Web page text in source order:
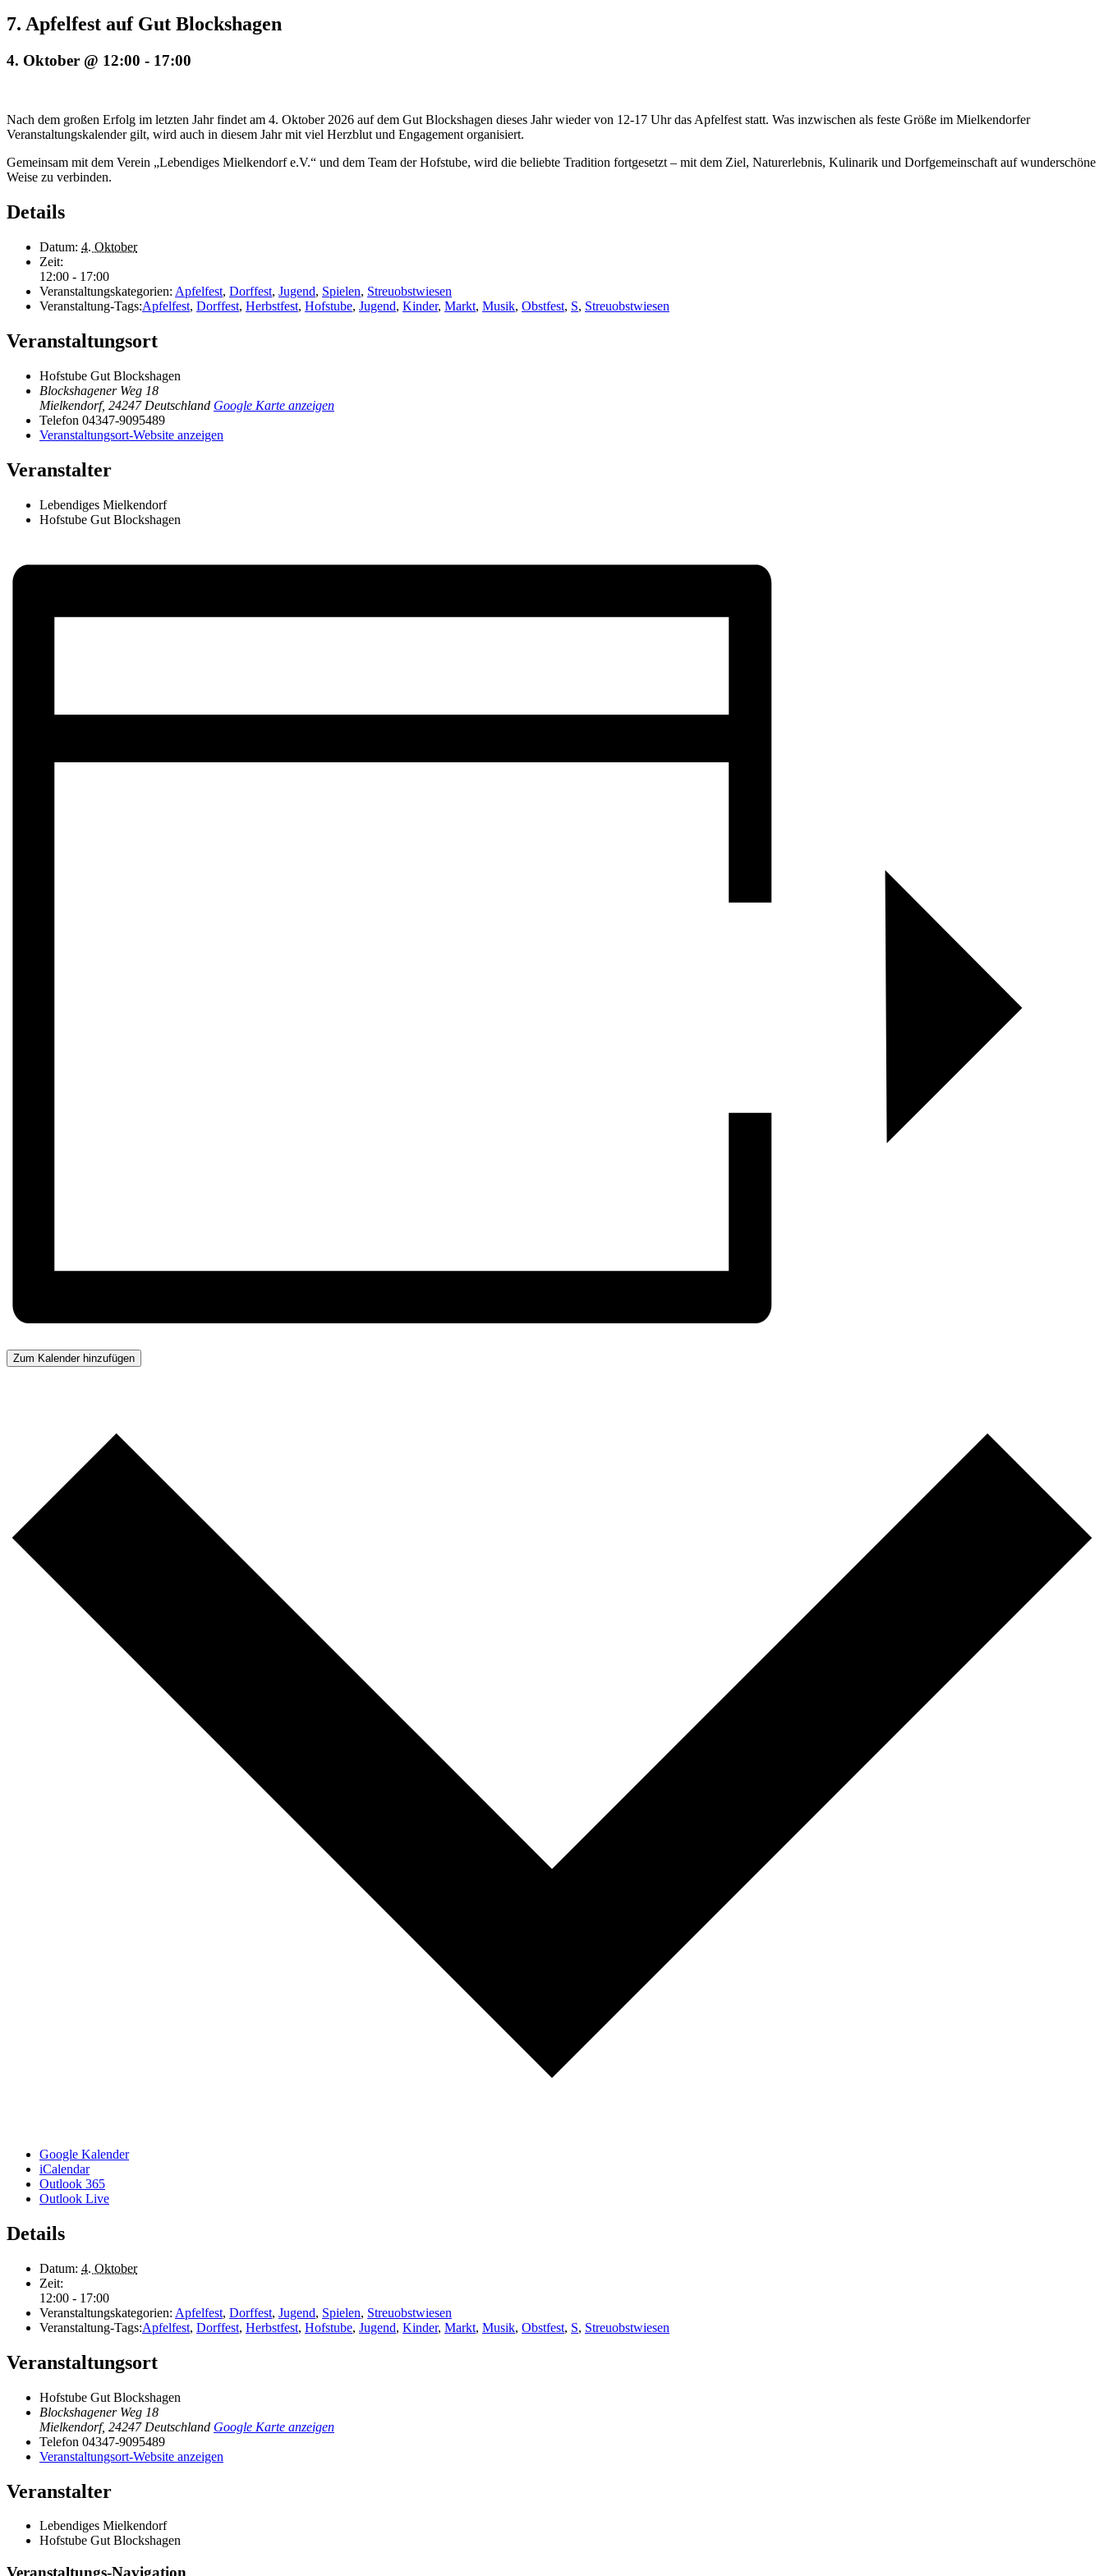
7. Apfelfest auf Gut Blockshagen
4. Oktober @ 12:00 - 17:00
Nach dem großen Erfolg im letzten Jahr findet am 4. Oktober 2026 auf dem Gut Blockshagen dieses Jahr wieder von 12-17 Uhr das Apfelfest statt. Was inzwischen als feste Größe im Mielkendorfer
Veranstaltungskalender gilt, wird auch in diesem Jahr mit viel Herzblut und Engagement organisiert.
Gemeinsam mit dem Verein „Lebendiges Mielkendorf e.V.“ und dem Team der Hofstube, wird die beliebte Tradition fortgesetzt – mit dem Ziel, Naturerlebnis, Kulinarik und Dorfgemeinschaft auf wunderschöne
Weise zu verbinden.
Details
Datum: 4. Oktober
Zeit:
12:00 - 17:00
Veranstaltungskategorien: Apfelfest, Dorffest, Jugend, Spielen, Streuobstwiesen
Veranstaltung-Tags:Apfelfest, Dorffest, Herbstfest, Hofstube, Jugend, Kinder, Markt, Musik, Obstfest, S, Streuobstwiesen
Veranstaltungsort
Hofstube Gut Blockshagen
Blockshagener Weg 18
Mielkendorf, 24247 Deutschland Google Karte anzeigen
Telefon 04347-9095489
Veranstaltungsort-Website anzeigen
Veranstalter
Lebendiges Mielkendorf
Hofstube Gut Blockshagen
Zum Kalender hinzufügen
Google Kalender
iCalendar
Outlook 365
Outlook Live
Details
Datum: 4. Oktober
Zeit:
12:00 - 17:00
Veranstaltungskategorien: Apfelfest, Dorffest, Jugend, Spielen, Streuobstwiesen
Veranstaltung-Tags:Apfelfest, Dorffest, Herbstfest, Hofstube, Jugend, Kinder, Markt, Musik, Obstfest, S, Streuobstwiesen
Veranstaltungsort
Hofstube Gut Blockshagen
Blockshagener Weg 18
Mielkendorf, 24247 Deutschland Google Karte anzeigen
Telefon 04347-9095489
Veranstaltungsort-Website anzeigen
Veranstalter
Lebendiges Mielkendorf
Hofstube Gut Blockshagen
Veranstaltungs-Navigation